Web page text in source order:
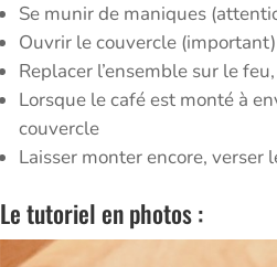
Se munir de maniques
Ouvrir le couvercle (important)
Replacer l’ensemble sur le
Lorsque le café est monté à
couvercle
Laisser monter encore,
Le tutoriel en photos :